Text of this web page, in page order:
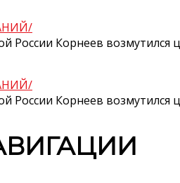
России Корнеев
России Корнеев